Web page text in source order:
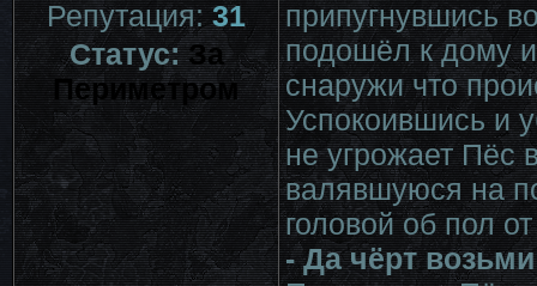
Репутация:31
Статус:За
Периметром
припугнувшись
подошёл к дому
снаружи что
Успокоившись и
не угрожает Пёс
валявшуюся на
головой об пол
- Да чёрт